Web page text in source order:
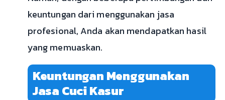
keuntungan dari menggunakan jasa
profesional, Anda akan mendapatkan hasil
yang memuaskan.
Keuntungan Menggunakan
Jasa Cuci Kasur